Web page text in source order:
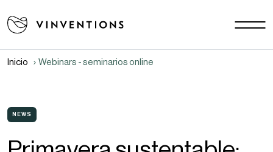
Nuestras soluciones
Tus desafíos
Contacto
Inicio Webinars - seminarios online
NEWS